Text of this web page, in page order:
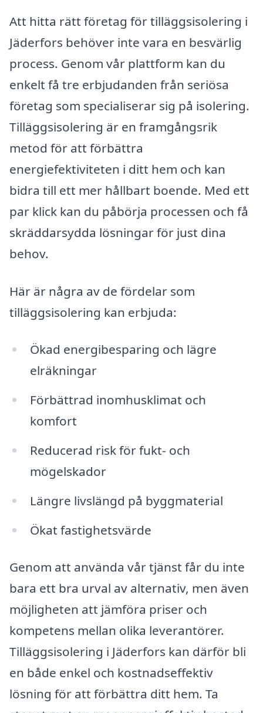
Att hitta rätt företag för tilläggsisolering i
Jäderfors behöver inte vara en besvärlig
process. Genom vår plattform kan du
enkelt få tre erbjudanden från seriösa
företag som specialiserar sig på isolering.
Tilläggsisolering är en framgångsrik
metod för att förbättra
energiefektiviteten i ditt hem och kan
bidra till ett mer hållbart boende. Med ett
par klick kan du påbörja processen och få
skräddarsydda lösningar för just dina
behov.
Här är några av de fördelar som
tilläggsisolering kan erbjuda:
Ökad energibesparing och lägre
elräkningar
Förbättrad inomhusklimat och
komfort
Reducerad risk för fukt- och
mögelskador
Längre livslängd på byggmaterial
Ökat fastighetsvärde
Genom att använda vår tjänst får du inte
bara ett bra urval av alternativ, men även
möjligheten att jämföra priser och
kompetens mellan olika leverantörer.
Tilläggsisolering i Jäderfors kan därför bli
en både enkel och kostnadseffektiv
lösning för att förbättra ditt hem. Ta